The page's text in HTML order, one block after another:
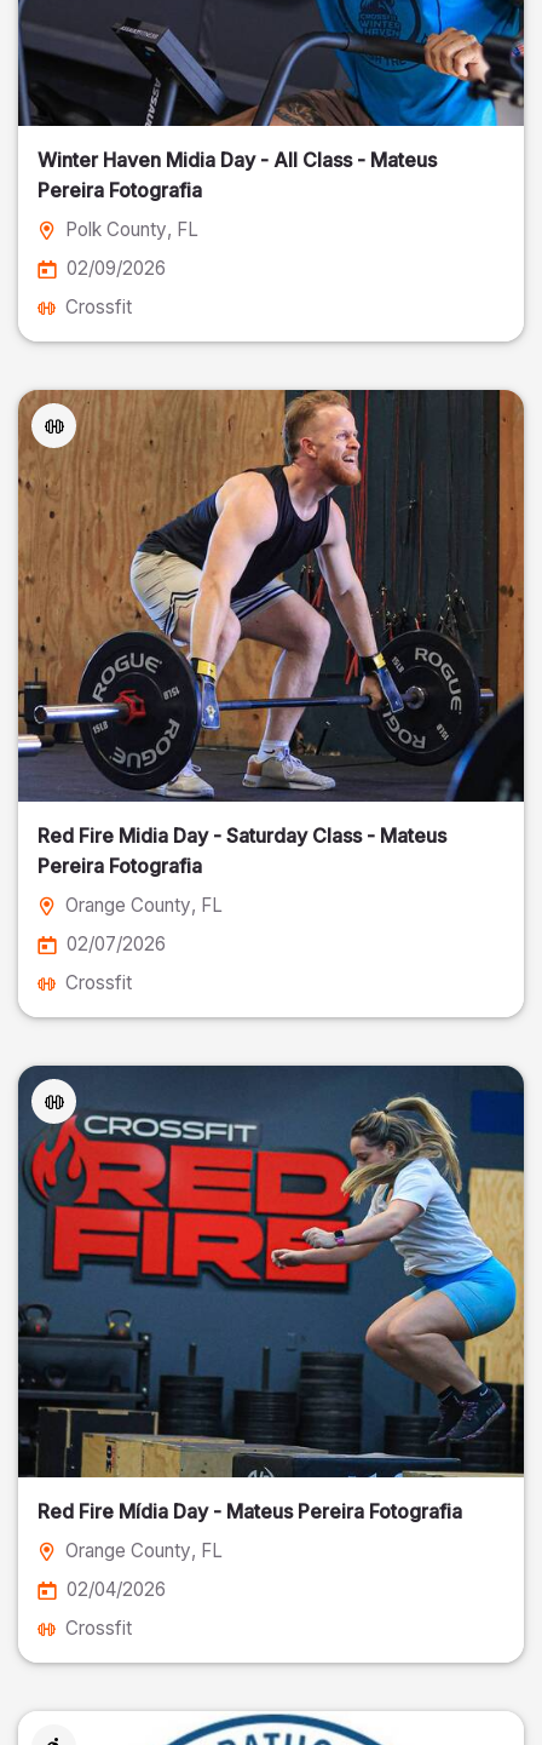
Winter Haven Midia Day - All Class - Mateus
Pereira Fotografia
Polk County, FL
02/09/2026
Crossfit
Red Fire Midia Day - Saturday Class - Mateus
Pereira Fotografia
Orange County, FL
02/07/2026
Crossfit
Red Fire Mídia Day - Mateus Pereira Fotografia
Orange County, FL
02/04/2026
Crossfit